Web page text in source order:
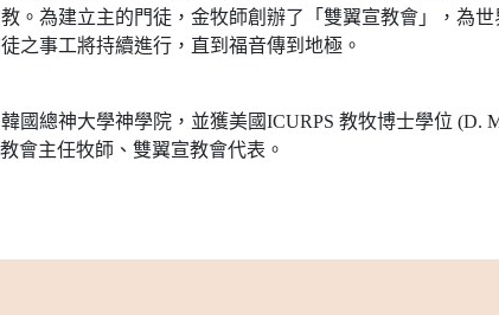
。為建立主的門徒，金牧師創辦了「雙翼宣教會」，為
之事工將持續進行，直到福音傳到地極。
國總神大學神學院，並獲美國ICURPS 教牧博士學位 (D.
會主任牧師、雙翼宣教會代表。